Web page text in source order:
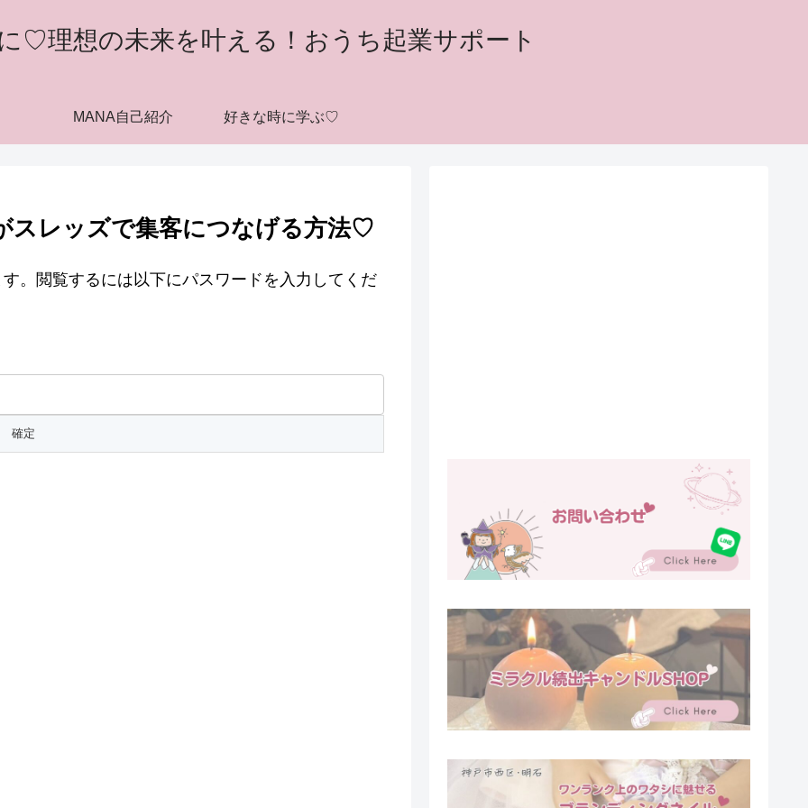
♡理想の未来を叶える！おうち起業サポート
MANA自己紹介 好きな時に学ぶ♡
スレッズで集客につなげる方法♡
。閲覧するには以下にパスワードを入力してくだ